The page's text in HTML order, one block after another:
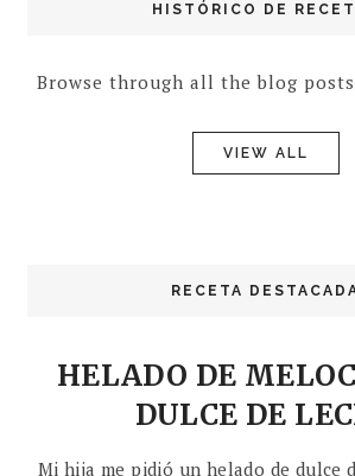
HISTÓRICO DE
Browse through all the blog
VIEW ALL
RECETA
HELADO DE
DULCE DE
Mi hija me pidió un helado de dulce